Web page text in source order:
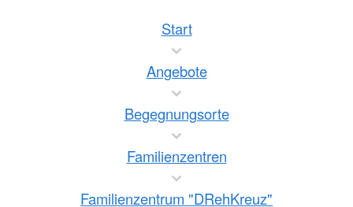
Start
Angebote
Begegnungsorte
Familienzentren
Familienzentrum "DRehKreuz"